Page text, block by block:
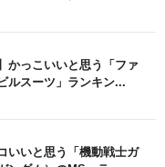
かっこいいと思う「ファ
ルスーツ」ランキン...
いいと思う「機動戦士ガ